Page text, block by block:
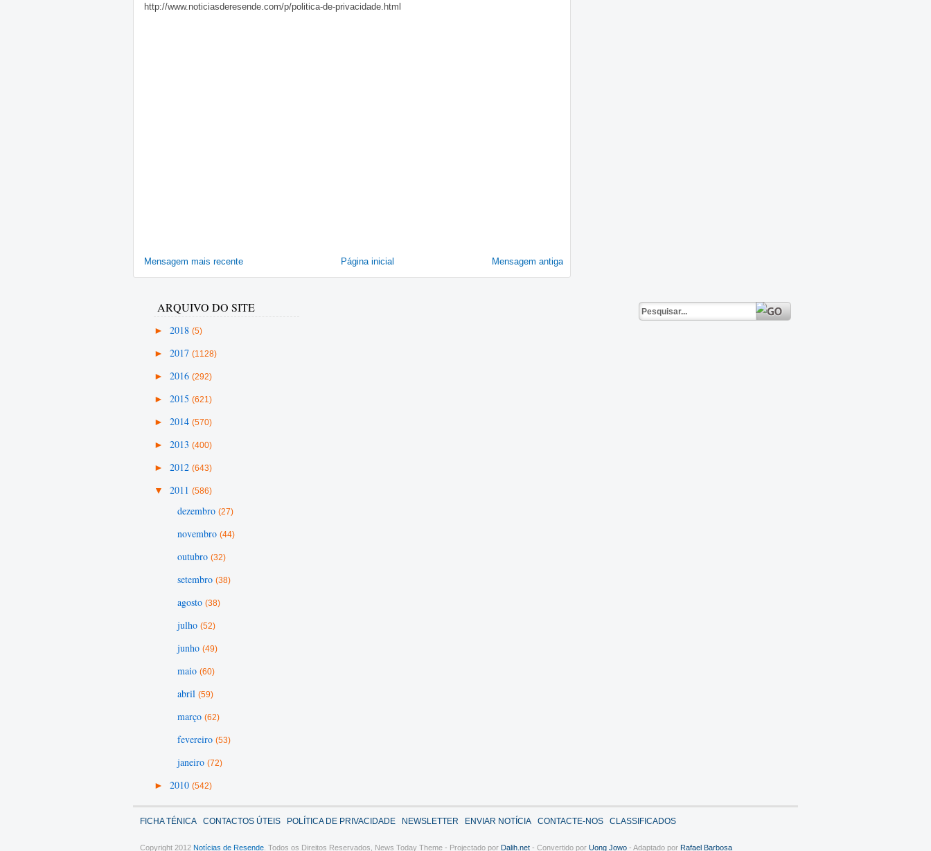
http://www.noticiasderesende.com/p/politica-de-privacidade.html
Mensagem mais recente Mensagem antiga
Página inicial
ARQUIVO DO SITE
► 2018 (5)
► 2017 (1128)
► 2016 (292)
► 2015 (621)
► 2014 (570)
► 2013 (400)
► 2012 (643)
▼ 2011 (586)
dezembro (27)
novembro (44)
outubro (32)
setembro (38)
agosto (38)
julho (52)
junho (49)
maio (60)
abril (59)
março (62)
fevereiro (53)
janeiro (72)
► 2010 (542)
FICHA TÉNICA CONTACTOS ÚTEIS POLÍTICA DE PRIVACIDADE NEWSLETTER ENVIAR NOTÍCIA CONTACTE-NOS CLASSIFICADOS
Copyright 2012 Notícias de Resende . Todos os Direitos Reservados, News Today Theme - Projectado por Dalih.net - Convertido por Uong Jowo - Adaptado por Rafael Barbosa